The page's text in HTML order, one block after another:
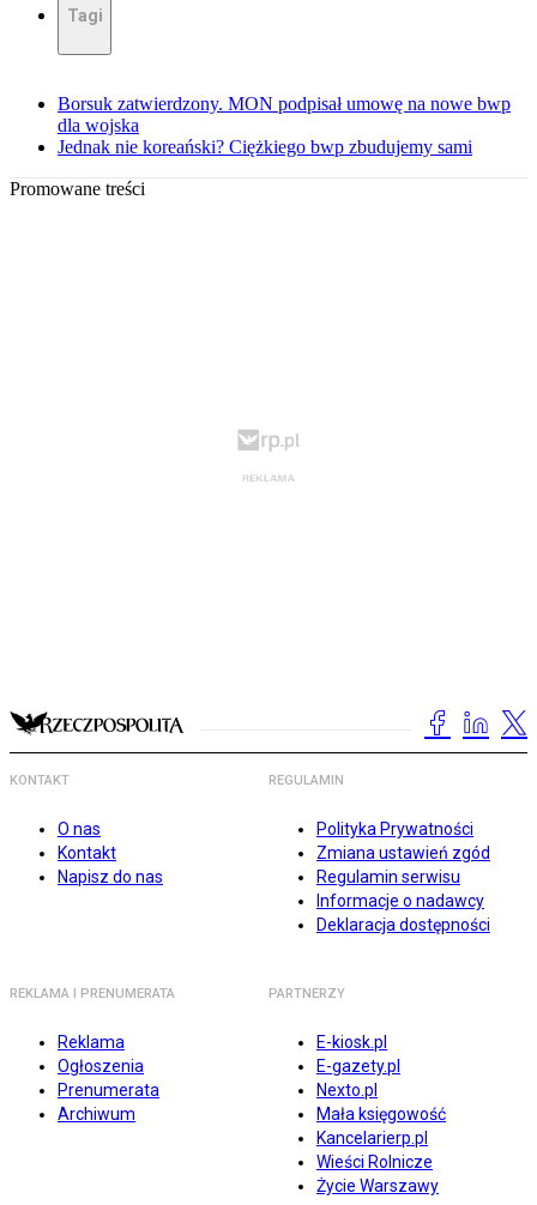
Tagi
Borsuk zatwierdzony. MON podpisał umowę na nowe bwp
dla wojska
Jednak nie koreański? Ciężkiego bwp zbudujemy sami
Promowane treści
KONTAKT
O nas
Kontakt
Napisz do nas
REGULAMIN
Polityka Prywatności
Zmiana ustawień zgód
Regulamin serwisu
Informacje o nadawcy
Deklaracja dostępności
REKLAMA I PRENUMERATA
Reklama
Ogłoszenia
Prenumerata
Archiwum
PARTNERZY
E-kiosk.pl
E-gazety.pl
Nexto.pl
Mała księgowość
Kancelarierp.pl
Wieści Rolnicze
Życie Warszawy